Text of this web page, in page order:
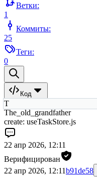
Ветки:
1
Коммиты:
25
Теги:
0
Код
T
The_old_grandfather
create: useTaskStore.js
22 апр 2026, 12:11
Верифицирован
22 апр 2026, 12:11b91de58